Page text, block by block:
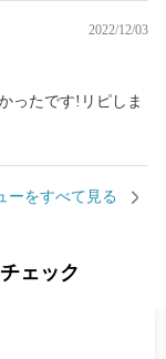
2022/12/03
ったです!リピしま
ーをすべて見る
ェック